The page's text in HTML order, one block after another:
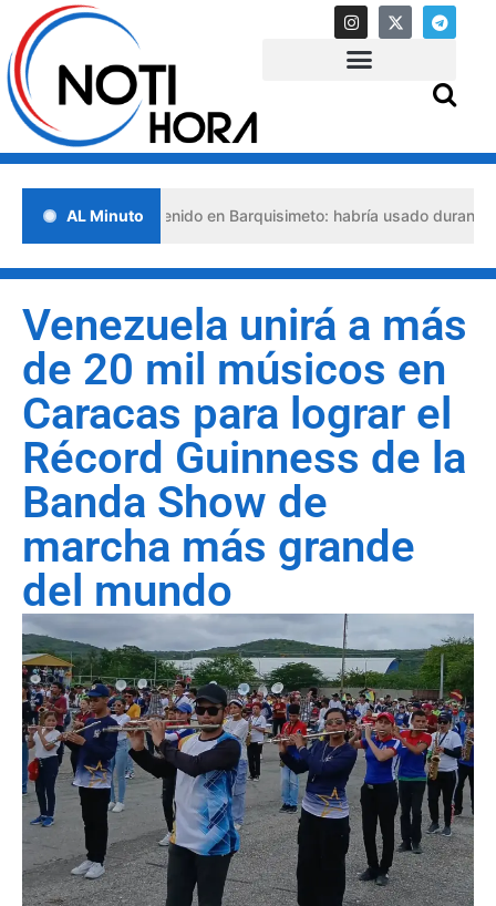
AL Minuto
detenido en Barquisimeto: habría usado durante 13 años
Venezuela unirá a más
de 20 mil músicos en
Caracas para lograr el
Récord Guinness de la
Banda Show de
marcha más grande
del mundo